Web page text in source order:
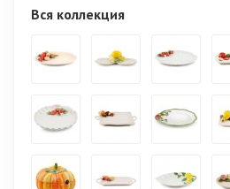
Вся коллекция